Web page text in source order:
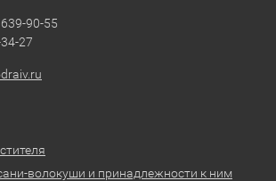
90-55
27
волокуши и принадлежности к ним